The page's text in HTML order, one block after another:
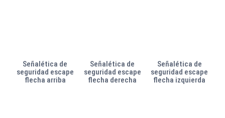
Señalética de
seguridad escape
flecha arriba
Señalética de
seguridad escape
flecha derecha
Señalética de
seguridad escape
flecha izquierda